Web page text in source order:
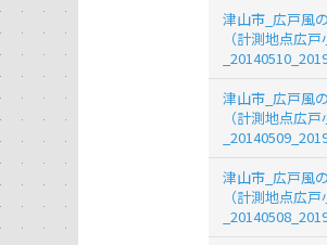
津山市_広戸風
（計測地点広戸
津山市_広戸風
（計測地点広戸
津山市_広戸風
（計測地点広戸